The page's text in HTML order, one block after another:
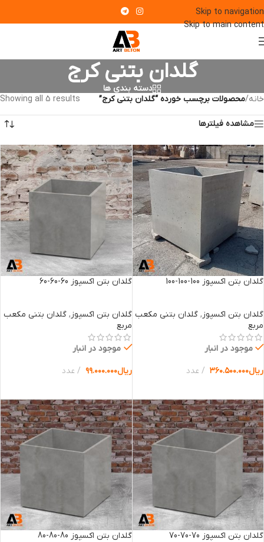
Skip to navigation
Skip to main content
گلدان بتنی کرج
دسته بندی ها
خانه/محصولات برچسب خورده “گلدان بتنی کرج” Showing all 5 results
مشاهده فیلترها
گلدان بتن اکسپوز 100-100-100
گلدان بتن اکسپوز , گلدان بتنی مکعب
مربع
موجود در انبار
ریال۳۶۰.۵۰۰.۰۰۰ عدد
گلدان بتن اکسپوز 60-60-60
گلدان بتن اکسپوز , گلدان بتنی مکعب
مربع
موجود در انبار
ریال۹۹.۰۰۰.۰۰۰ عدد
گلدان بتن اکسپوز 70-70-70 گلدان بتن اکسپوز 80-80-80